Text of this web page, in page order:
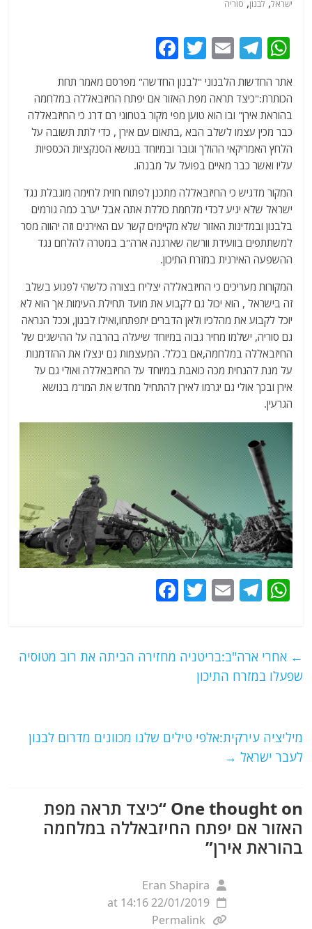
ישראל לבנון סוריה
W
at
s
A
p
p
T
el
e
g
ra
m
E
m
ai
l
T
itt
er
c
e
b
o
o
k
אתר החדשות הלבנוני "לבנון החדשה" מפרסם מאמר תחת
הכותרת:"כיצד תראה מפת האזור אם יפתח החיזבאללה במלחמה
בהוראת אירן" ובו הוא טוען מפי מקור בטחוני רם דרג כי החיזבאללה
כבר מכין עצמו לשלב הבא ,בתאום עם אירן , כדי לתת תשובה על
הלחץ האמריקאי ההולך וגובר ובמיוחד בנושא הסנקציות הכספיות
עליו ואשר כבר מאיים בפועל על מבנהו.
המקור מדגיש כי החיזבאללה מתכנן לפתוח חזית לחימה מוגבלת נגד
ישראל שלא יגיע לכדי מלחמת כוללת אתה אבל יערב כמה גורמים
בלבנון ובמדינות האזור שלא מקיימים קשר עם האירנים וזה יהווה מסר
למשתתפים בוועידת וורשה שארגנה ארה"ב במטרה להלחם נגד
ההשפעה האירנית במזרח התיכון.
המקורות מעריכים כי החיזבאללה יצליח בצורה כלשהי לפגוע בשלב
זה בישראל , הוא יכול גם לקבוע את מועד תחילת העימות אך הוא לא
יוכל לקבוע את מהלכיו ולאן הדברים יתפתחו,ואילו לבנון, וככל הנראה
גם סוריה, ישלמו מחיר גבוה במיוחד שיעלה בהרבה על ההישגים של
החיזבאללה במלחמה,אם בכלל. המעצמות גם ינצלו את ההזדמנות
על מנת להנחית מכה כואבת במיוחד על החיזבאללה ואולי גם על
אירן ובכך אולי גם יגרמו לאירן להתחיל מחדש את המו"מ בנושא
הגרעין.
W
s
A
T
g
ra
E
l
T
er
e
k
← אחרי ארה"ב:בריטניה מחזירה הביתה את רוב מטוסיה
שפעלו במזרח התיכון
מיליציה עירקית:אלפי טילים שלנו מכוונים מדרום לבנון
לעבר ישראל →
One thought on “ כיצד תראה מפת
האזור אם יפתח החיזבאללה במלחמה
בהוראת אירן”
Eran Shapira
22/01/2019 at 14:16
Permalink